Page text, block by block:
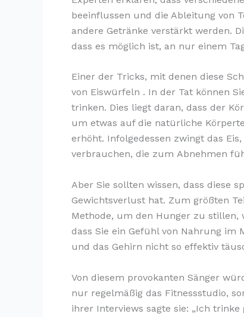
beeinflussen und die Ableitung von
andere Getränke verstärkt werden.
dass es möglich ist, an nur einem
Einer der Tricks, mit denen diese
von Eiswürfeln . In der Tat können
trinken. Dies liegt daran, dass der
um etwas auf die natürliche
erhöht. Infolgedessen zwingt das
verbrauchen, die zum Abnehmen
Aber Sie sollten wissen, dass diese
Gewichtsverlust hat. Zum größten
Methode, um den Hunger zu stillen,
dass Sie ein Gefühl von Nahrung im
und das Gehirn nicht so effektiv
Von diesem provokanten Sänger
nur regelmäßig das Fitnessstudio,
ihrer Interviews sagte sie: „Ich